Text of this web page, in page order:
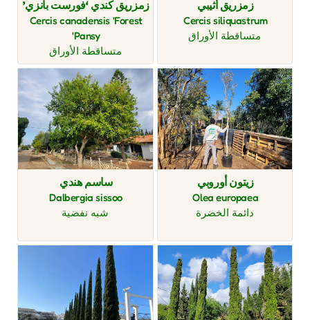
زمزريق أثيبي
Cercis siliquastrum
متساقطة الأوراق
زمزريق كندي ‘فورست بانزي’
Cercis canadensis 'Forest
Pansy'
متساقطة الأوراق
زيتون أوروبي
Olea europaea
دائمة الخضرة
ساسم هندي
Dalbergia sissoo
شبه نفضية